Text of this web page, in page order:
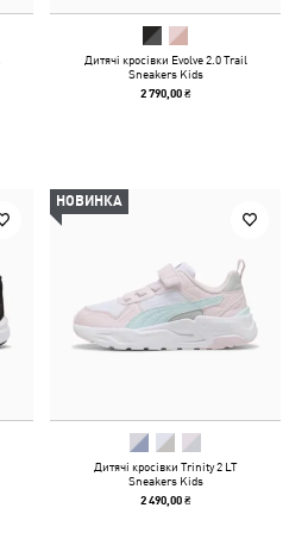
Дитячі кросівки Evolve 2.0 Trail
Sneakers Kids
2 790,00 ₴
НОВИНКА
Дитячі кросівки Trinity 2 LT
Sneakers Kids
2 490,00 ₴